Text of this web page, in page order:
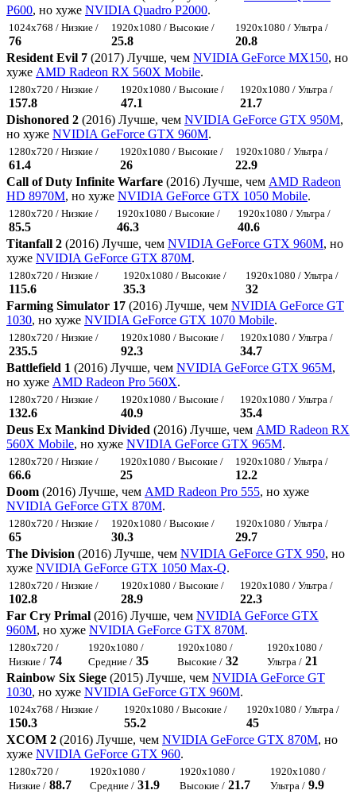
P600, но хуже NVIDIA Quadro P2000.
1024x768 / Низкие /
76
1920x1080 / Высокие /
25.8
1920x1080 / Ультра /
20.8
Resident Evil 7 (2017) Лучше, чем NVIDIA GeForce MX150, но
хуже AMD Radeon RX 560X Mobile.
1280x720 / Низкие /
157.8
1920x1080 / Высокие /
47.1
1920x1080 / Ультра /
21.7
Dishonored 2 (2016) Лучше, чем NVIDIA GeForce GTX 950M,
но хуже NVIDIA GeForce GTX 960M.
1280x720 / Низкие /
61.4
1920x1080 / Высокие /
26
1920x1080 / Ультра /
22.9
Call of Duty Infinite Warfare (2016) Лучше, чем AMD Radeon
HD 8970M, но хуже NVIDIA GeForce GTX 1050 Mobile.
1280x720 / Низкие /
85.5
1920x1080 / Высокие /
46.3
1920x1080 / Ультра /
40.6
Titanfall 2 (2016) Лучше, чем NVIDIA GeForce GTX 960M, но
хуже NVIDIA GeForce GTX 870M.
1280x720 / Низкие /
115.6
1920x1080 / Высокие /
35.3
1920x1080 / Ультра /
32
Farming Simulator 17 (2016) Лучше, чем NVIDIA GeForce GT
1030, но хуже NVIDIA GeForce GTX 1070 Mobile.
1280x720 / Низкие /
235.5
1920x1080 / Высокие /
92.3
1920x1080 / Ультра /
34.7
Battlefield 1 (2016) Лучше, чем NVIDIA GeForce GTX 965M,
но хуже AMD Radeon Pro 560X.
1280x720 / Низкие /
132.6
1920x1080 / Высокие /
40.9
1920x1080 / Ультра /
35.4
Deus Ex Mankind Divided (2016) Лучше, чем AMD Radeon RX
560X Mobile, но хуже NVIDIA GeForce GTX 965M.
1280x720 / Низкие /
66.6
1920x1080 / Высокие /
25
1920x1080 / Ультра /
12.2
Doom (2016) Лучше, чем AMD Radeon Pro 555, но хуже
NVIDIA GeForce GTX 870M.
1280x720 / Низкие /
65
1920x1080 / Высокие /
30.3
1920x1080 / Ультра /
29.7
The Division (2016) Лучше, чем NVIDIA GeForce GTX 950, но
хуже NVIDIA GeForce GTX 1050 Max-Q.
1280x720 / Низкие /
102.8
1920x1080 / Высокие /
28.9
1920x1080 / Ультра /
22.3
Far Cry Primal (2016) Лучше, чем NVIDIA GeForce GTX
960M, но хуже NVIDIA GeForce GTX 870M.
1280x720 /
Низкие / 74
1920x1080 /
Средние / 35
1920x1080 /
Высокие / 32
1920x1080 /
Ультра / 21
Rainbow Six Siege (2015) Лучше, чем NVIDIA GeForce GT
1030, но хуже NVIDIA GeForce GTX 960M.
1024x768 / Низкие /
150.3
1920x1080 / Высокие /
55.2
1920x1080 / Ультра /
45
XCOM 2 (2016) Лучше, чем NVIDIA GeForce GTX 870M, но
хуже NVIDIA GeForce GTX 960.
1280x720 /
Низкие / 88.7
1920x1080 /
Средние / 31.9
1920x1080 /
Высокие / 21.7
1920x1080 /
Ультра / 9.9